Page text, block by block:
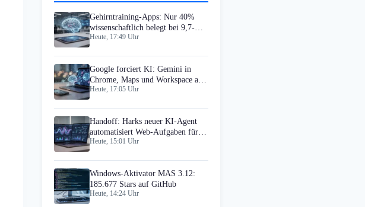
Gehirntraining-Apps: Nur 40%
wissenschaftlich belegt bei 9,7-
Mrd-Markt
Heute, 17:49 Uhr
Google forciert KI: Gemini in
Chrome, Maps und Workspace ab
August
Heute, 17:05 Uhr
Handoff: Harks neuer KI-Agent
automatisiert Web-Aufgaben für
0,18 USD
Heute, 15:01 Uhr
Windows-Aktivator MAS 3.12:
185.677 Stars auf GitHub
Heute, 14:24 Uhr